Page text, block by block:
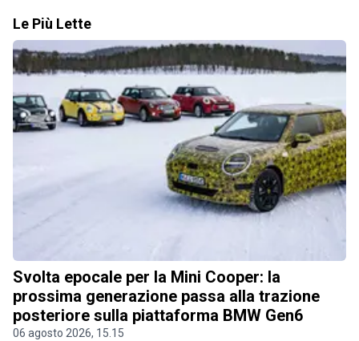
Le Più Lette
Svolta epocale per la Mini Cooper: la
prossima generazione passa alla trazione
posteriore sulla piattaforma BMW Gen6
06 agosto 2026, 15.15